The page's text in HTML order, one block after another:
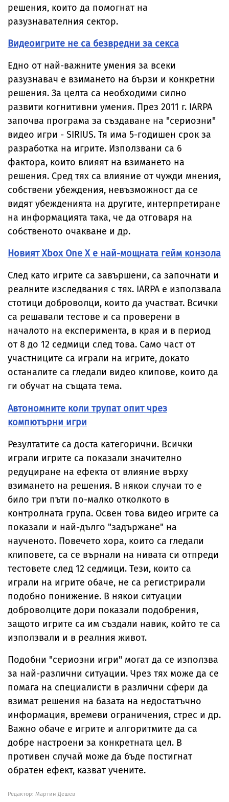
решения, които да помогнат на
разузнавателния сектор.
Видеоигрите не са безвредни за секса
Едно от най-важните умения за всеки
разузнавач е взимането на бързи и конкретни
решения. За целта са необходими силно
развити когнитивни умения. През 2011 г. IARPA
започва програма за създаване на "сериозни"
видео игри - SIRIUS. Тя има 5-годишен срок за
разработка на игрите. Използвани са 6
фактора, които влияят на взимането на
решения. Сред тях са влияние от чужди мнения,
собствени убеждения, невъзможност да се
видят убежденията на другите, интерпретиране
на информацията така, че да отговаря на
собственото очакване и др.
Новият Xbox One X е най-мощната гейм конзола
След като игрите са завършени, са започнати и
реалните изследвания с тях. IARPA е използвала
стотици доброволци, които да участват. Всички
са решавали тестове и са проверени в
началото на експеримента, в края и в период
от 8 до 12 седмици след това. Само част от
участниците са играли на игрите, докато
останалите са гледали видео клипове, които да
ги обучат на същата тема.
Автономните коли трупат опит чрез
компютърни игри
Резултатите са доста категорични. Всички
играли игрите са показали значително
редуциране на ефекта от влияние върху
взимането на решения. В някои случаи то е
било три пъти по-малко отколкото в
контролната група. Освен това видео игрите са
показали и най-дълго "задържане" на
наученото. Повечето хора, които са гледали
клиповете, са се върнали на нивата си отпреди
тестовете след 12 седмици. Тези, които са
играли на игрите обаче, не са регистрирали
подобно понижение. В някои ситуации
доброволците дори показали подобрения,
защото игрите са им създали навик, който те са
използвали и в реалния живот.
Подобни "сериозни игри" могат да се използва
за най-различни ситуации. Чрез тях може да се
помага на специалисти в различни сфери да
взимат решения на базата на недостатъчно
информация, времеви ограничения, стрес и др.
Важно обаче е игрите и алгоритмите да са
добре настроени за конкретната цел. В
противен случай може да бъде постигнат
обратен ефект, казват учените.
Редактор: Мартин Дешев